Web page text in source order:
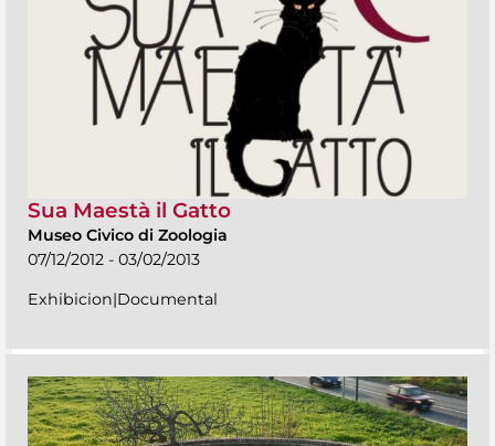
Sua Maestà il Gatto
Museo Civico di Zoologia
07/12/2012 - 03/02/2013
Exhibicion|Documental